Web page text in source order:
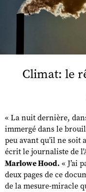
Climat: le
« La nuit dernière,
immergé dans le
peu avant qu’il ne soit
écrit le journaliste de
Marlowe Hood. « J’ai
deux pages de ce
de la mesure-miracle